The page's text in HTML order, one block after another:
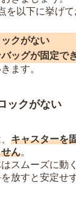
を以下に挙げて
クがない
ッグが固定で
ます。
ックがない
キャスターを
ん。
スムーズに動
放すと安定せ